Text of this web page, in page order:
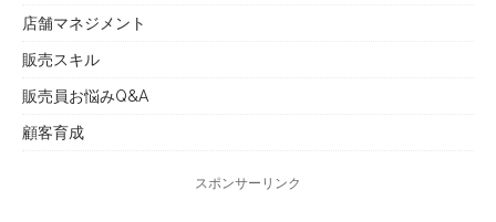
店舗マネジメント
販売スキル
販売員お悩みQ&A
顧客育成
スポンサーリンク